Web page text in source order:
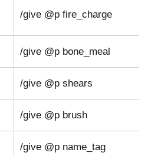
/give @p fire_charge
/give @p bone_meal
/give @p shears
/give @p brush
/give @p name_tag